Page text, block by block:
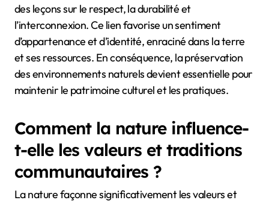
des leçons sur le respect, la durabilité et
l’interconnexion. Ce lien favorise un sentiment
d’appartenance et d’identité, enraciné dans la terre
et ses ressources. En conséquence, la préservation
des environnements naturels devient essentielle pour
maintenir le patrimoine culturel et les pratiques.
Comment la nature influence-
t-elle les valeurs et traditions
communautaires ?
La nature façonne significativement les valeurs et